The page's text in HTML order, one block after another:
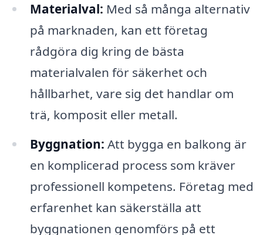
Materialval: Med så många alternativ
på marknaden, kan ett företag
rådgöra dig kring de bästa
materialvalen för säkerhet och
hållbarhet, vare sig det handlar om
trä, komposit eller metall.
Byggnation: Att bygga en balkong är
en komplicerad process som kräver
professionell kompetens. Företag med
erfarenhet kan säkerställa att
byggnationen genomförs på ett